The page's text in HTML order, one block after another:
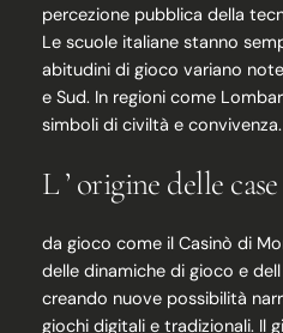
percezione pubblica della
Le scuole italiane stanno
abitudini di gioco variano
e Sud. In regioni come
simboli di civiltà e convivenza.
L ’ origine delle case
da gioco come il Casinò di
delle dinamiche di gioco e
creando nuove possibilità
giochi digitali e tradizionali. Il